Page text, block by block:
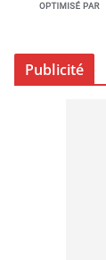
Publicité